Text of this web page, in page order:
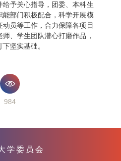
给予关心指导，团委、本科生
能部门积极配合，科学开展模
员等工作，合力保障各项目
、学生团队潜心打磨作品，
坚实基础。
984
学委员会